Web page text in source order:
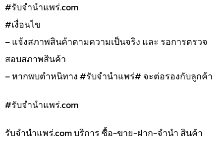
#รับจํานําแพร่.com
#เงื่อนไข
– แจ้งสภาพสินค้าตามความเป็นจริง และ รอการตรวจ
สอบสภาพสินค้า
– หากพบตำหนิทาง #รับจำนำแพร่# จะต่อรองกับลูกค้า
#รับจํานําแพร่.com
รับจํานําแพร่.com บริการ ซื้อ-ขาย-ฝาก-จำนำ สินค้า